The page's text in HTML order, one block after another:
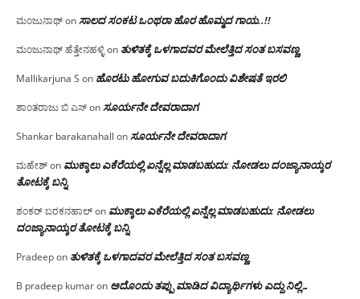
ಮಂಜುನಾಥ್onಸಾಲದ ಸಂಕಟ ಒಂಥರಾ ಹೊರ ಹೊಮ್ಮದ ಗಾಯ..!!
ಮಂಜುನಾಥ್ ಹೆತ್ತೇನಹಳ್ಳಿon ತುಳಿತಕ್ಕೆ ಒಳಗಾದವರ ಮೇಲೆತ್ತಿದ ಸಂತ ಬಸವಣ್ಣ
Mallikarjuna S on ಹೊರಟು ಹೋಗುವ ಬದುಕಿಗೊಂದು ವಿಶೇಷತೆ ಇರಲಿ
ಶಾಂತರಾಜು ಬಿ ಎಸ್onಸೂರ್ಯನೇ ದೇವರಾದಾಗ
Shankar barakanahall onಸೂರ್ಯನೇ ದೇವರಾದಾಗ
ಮಹೇಶ್on ಮುಕ್ಕಾಲು ಎಕೆರೆಯಲ್ಲಿ ಏನ್ನೆಲ್ಲ‌ ಮಾಡಬಹುದು: ನೋಡಲು ದಂಜ್ಯಾನಾಯ್ಕರ
ತೋಟಕ್ಕೆ ಬನ್ನಿ
ಶಂಕರ್ ಬರಕನಹಾಲ್on ಮುಕ್ಕಾಲು ಎಕೆರೆಯಲ್ಲಿ ಏನ್ನೆಲ್ಲ‌ ಮಾಡಬಹುದು: ನೋಡಲು
ದಂಜ್ಯಾನಾಯ್ಕರ ತೋಟಕ್ಕೆ ಬನ್ನಿ
Pradeepon ತುಳಿತಕ್ಕೆ ಒಳಗಾದವರ ಮೇಲೆತ್ತಿದ ಸಂತ ಬಸವಣ್ಣ
B pradeep kumaron ಅದೊಂದು ತಪ್ಪು ಮಾಡಿದ ವಿದ್ಯಾರ್ಥಿಗಳು ಎದ್ದು ನಿಲ್ಲಿ…